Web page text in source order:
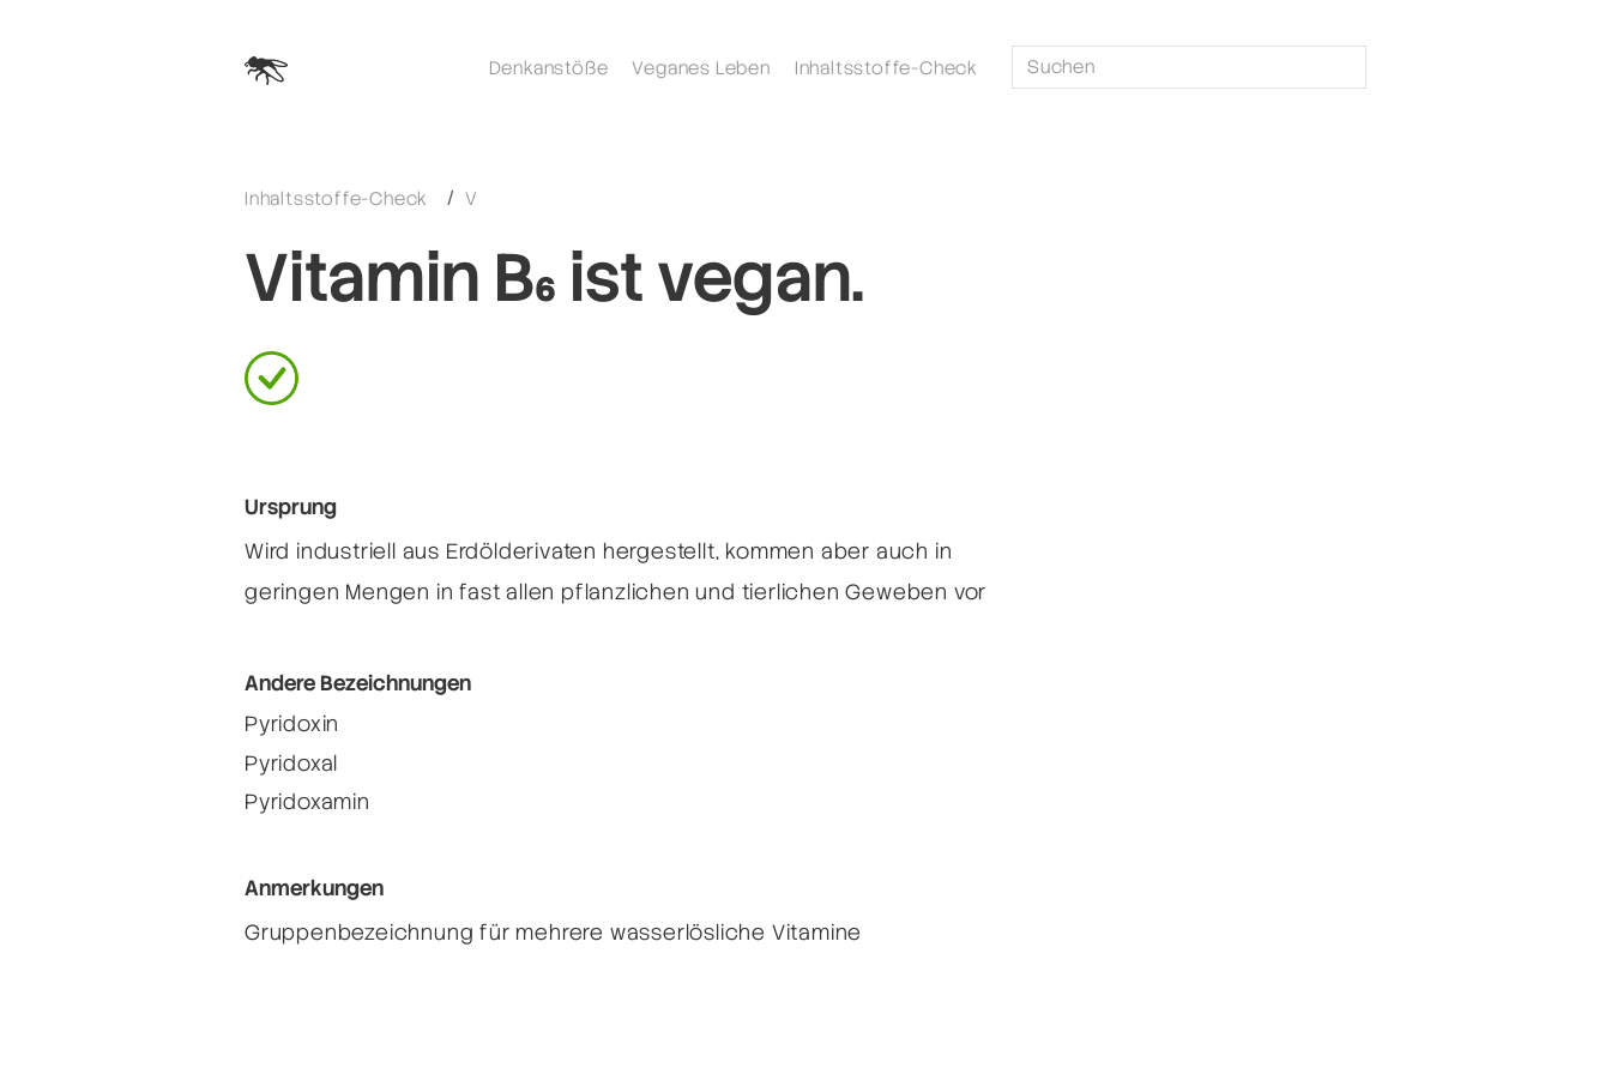
Denkanstöße Veganes Leben Inhaltsstoffe-Check
Inhaltsstoffe-Check V
Vitamin B₆ ist vegan.
Ursprung
Wird industriell aus Erdölderivaten hergestellt, kommen aber auch in
geringen Mengen in fast allen pflanzlichen und tierlichen Geweben vor
Andere Bezeichnungen
Pyridoxin
Pyridoxal
Pyridoxamin
Anmerkungen
Gruppenbezeichnung für mehrere wasserlösliche Vitamine